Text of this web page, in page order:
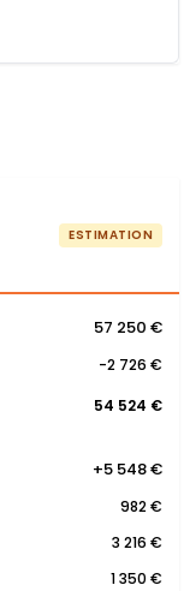
ESTIMATION
57 250 €
-2 726 €
54 524 €
+5 548 €
982 €
3 216 €
1 350 €